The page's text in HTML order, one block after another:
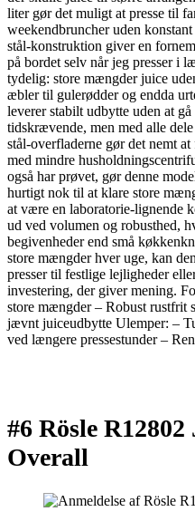
liter gør det muligt at presse til
weekendbruncher uden
stål-konstruktion giver en
på bordet selv når jeg presser i
tydelig: store mængder juice
æbler til gulerødder og endda
leverer stabilt udbytte uden at
tidskrævende, men med alle
stål-overfladerne gør det nemt
med mindre
også har prøvet, gør denne
hurtigt nok til at klare store
at være en laboratorie-lignende
ud ved volumen og robusthed,
begivenheder end små
store mængder hver uge, kan
presser til festlige lejligheder
investering, der giver mening.
store mængder – Robust rustfrit
jævnt juiceudbytte Ulemper: –
ved længere pressestunder –
#6 Rösle
Overall